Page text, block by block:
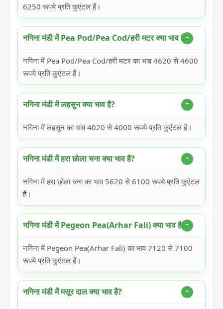
6250 रूपये प्रति कुएंटल हैं।
नगिना मंडी में Pea Pod/Pea Cod/हरी मटर क्या भाव है?
नगिना में Pea Pod/Pea Cod/हरी मटर का भाव 4620 से 4600
रूपये प्रति कुएंटल हैं।
नगिना मंडी में लहसुन क्या भाव है?
नगिना में लहसुन का भाव 4020 से 4000 रूपये प्रति कुएंटल हैं।
नगिना मंडी में हरा छोला चना क्या भाव है?
नगिना में हरा छोला चना का भाव 5620 से 6100 रूपये प्रति कुएंटल
हैं।
नगिना मंडी में Pegeon Pea(Arhar Fali) क्या भाव है?
नगिना में Pegeon Pea(Arhar Fali) का भाव 7120 से 7100
रूपये प्रति कुएंटल हैं।
नगिना मंडी में मसूर दाल क्या भाव है?